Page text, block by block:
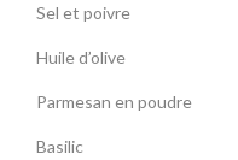
Sel et poivre
Huile d’olive
Parmesan en poudre
Basilic